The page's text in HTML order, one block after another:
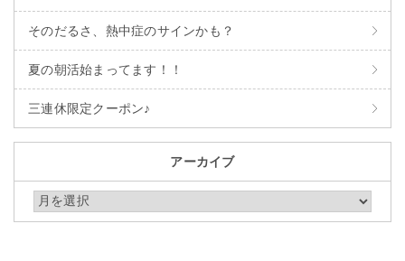
そのだるさ、熱中症のサインかも？
夏の朝活始まってます！！
三連休限定クーポン♪
アーカイブ
アーカイブ